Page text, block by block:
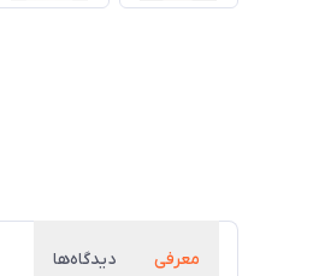
معرفی دیدگاه‌ها